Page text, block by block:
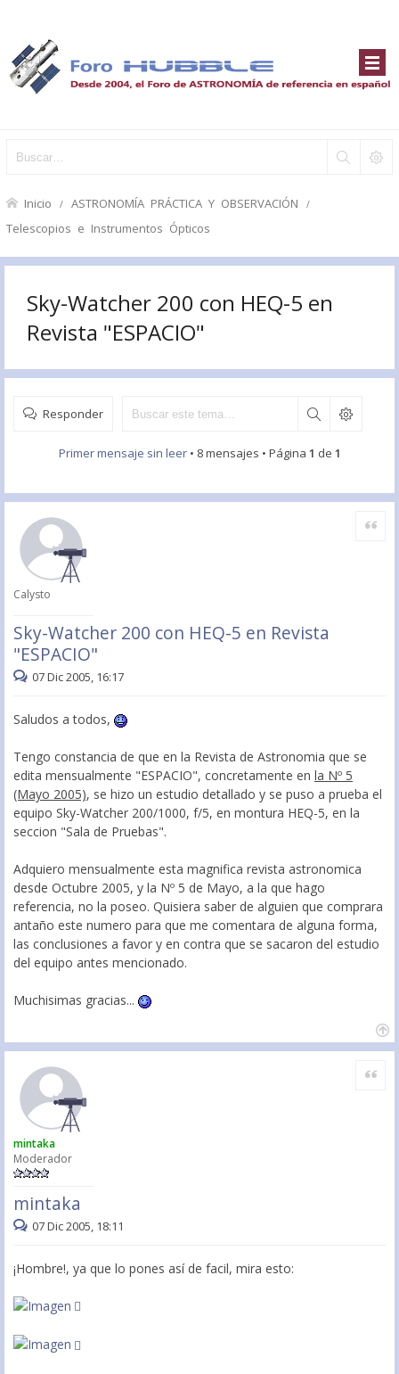
Inicio ASTRONOMÍA PRÁCTICA Y OBSERVACIÓN
Telescopios e Instrumentos Ópticos
Sky-Watcher 200 con HEQ-5 en
Revista "ESPACIO"
Responder
Primer mensaje sin leer• 8 mensajes • Página 1 de 1
Calysto
Sky-Watcher 200 con HEQ-5 en Revista
"ESPACIO"
Citar
07 Dic 2005, 16:17
Saludos a todos,
Tengo constancia de que en la Revista de Astronomia que se
edita mensualmente "ESPACIO", concretamente en la Nº 5
(Mayo 2005), se hizo un estudio detallado y se puso a prueba el
equipo Sky-Watcher 200/1000, f/5, en montura HEQ-5, en la
seccion "Sala de Pruebas".
Adquiero mensualmente esta magnifica revista astronomica
desde Octubre 2005, y la Nº 5 de Mayo, a la que hago
referencia, no la poseo. Quisiera saber de alguien que comprara
antaño este numero para que me comentara de alguna forma,
las conclusiones a favor y en contra que se sacaron del estudio
del equipo antes mencionado.
Muchisimas gracias...
mintaka
Moderador
mintaka
Citar
07 Dic 2005, 18:11
¡Hombre!, ya que lo pones así de facil, mira esto: